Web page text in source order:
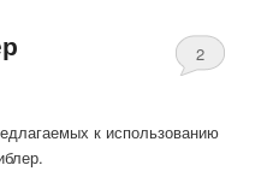
2
к использованию